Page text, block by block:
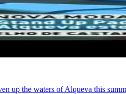
up the waters of Alqueva this